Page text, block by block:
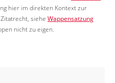
hier im direkten Kontext zur
siehe Wappensatzung
nicht zu eigen.